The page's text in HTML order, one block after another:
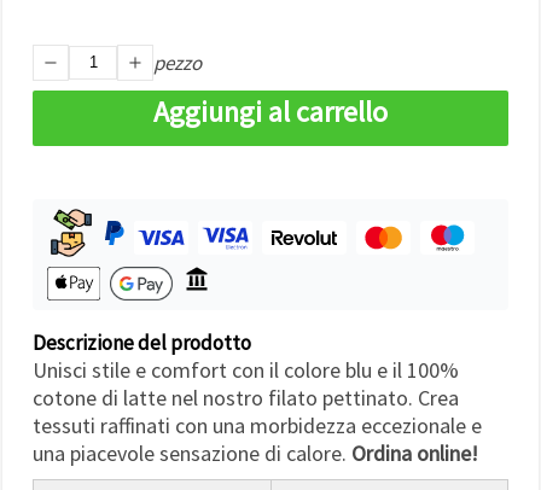
l'Informativa
privacy.
verranno
tecnicamente
necessari.
https://www.em-
art.it/information/about-
cookies
Accetta
tutto
Impostazioni
pezzo
Aggiungi al carrello
Descrizione del prodotto
Unisci stile e comfort con il colore blu e il 100%
cotone di latte nel nostro filato pettinato. Crea
tessuti raffinati con una morbidezza eccezionale e
una piacevole sensazione di calore. Ordina online!